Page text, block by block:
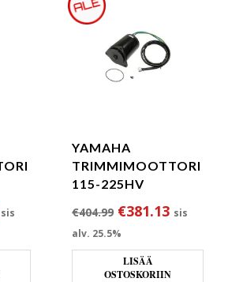
hinta oli: €323.79.
hinta on: €276.64.
sis
YAMAHA
TRIMMIMOOTTORI
115-225HV
€404.99 Alkuperäinen
€381.13 sis
alv. 25.5%
LISÄÄ
OSTOSKORIIN